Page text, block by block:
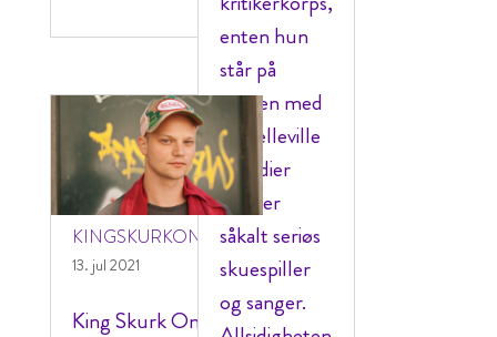
KINGSKURKONE
13. jul 2021
King Skurk One er
enten hun
står på
scenen med
sine elleville
parodier
eller er
såkalt seriøs
skuespiller
og sanger.